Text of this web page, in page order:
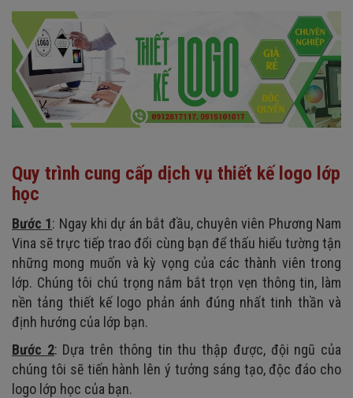
Quy trình cung cấp dịch vụ thiết kế logo lớp
học
Bước 1: Ngay khi dự án bắt đầu, chuyên viên Phương Nam
Vina sẽ trực tiếp trao đổi cùng bạn để thấu hiểu tường tận
những mong muốn và kỳ vọng của các thành viên trong
lớp. Chúng tôi chú trọng nắm bắt trọn vẹn thông tin, làm
nền tảng thiết kế logo phản ánh đúng nhất tinh thần và
định hướng của lớp bạn.
Bước 2: Dựa trên thông tin thu thập được, đội ngũ của
chúng tôi sẽ tiến hành lên ý tưởng sáng tạo, độc đáo cho
logo lớp học của bạn.